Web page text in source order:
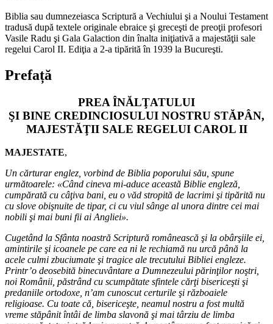
Biblia sau dumnezeiasca Scriptură a Vechiului şi a Noului Testament
tradusă după textele originale ebraice şi greceşti de preoţii profesori
Vasile Radu şi Gala Galaction din înalta iniţiativă a majestăţii sale
regelui Carol II. Ediţia a 2-a tipărită în 1939 la Bucureşti.
Prefață
PREA ÎNĂLŢATULUI
ŞI BINE CREDINCIOSULUI NOSTRU STĂPÂN,
MAJESTĂŢII SALE REGELUI CAROL II
MAJESTATE,
Un cărturar englez, vorbind de Biblia poporului său, spune
următoarele: «Când cineva mi-aduce această Biblie engleză,
cumpărată cu câţiva bani, eu o văd stropită de lacrimi şi tipărită nu
cu slove obişnuite de tipar, ci cu viul sânge al unora dintre cei mai
nobili şi mai buni fii ai Angliei».
Cugetând la Sfânta noastră Scriptură românească şi la obârşiile ei,
amintirile şi icoanele pe care ea ni le rechiamă nu urcă până la
acele culmi zbuciumate şi tragice ale trecutului Bibliei engleze.
Printr’o deosebită binecuvântare a Dumnezeului părinţilor noştri,
noi Românii, păstrând cu scumpătate sfintele cărţi bisericeşti şi
predaniile ortodoxe, n’am cunoscut certurile şi războaiele
religioase. Cu toate că, bisericeşte, neamul nostru a fost multă
vreme stăpânit întâi de limba slavonă şi mai târziu de limba